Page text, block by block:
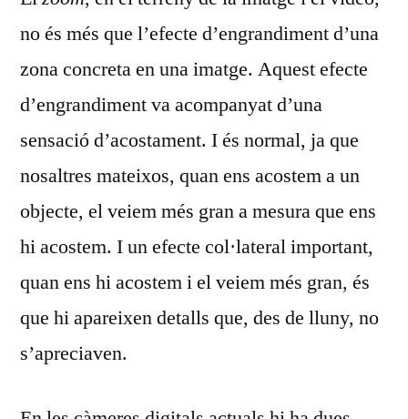
no és més que l’efecte d’engrandiment d’una
zona concreta en una imatge. Aquest efecte
d’engrandiment va acompanyat d’una
sensació d’acostament. I és normal, ja que
nosaltres mateixos, quan ens acostem a un
objecte, el veiem més gran a mesura que ens
hi acostem. I un efecte col·lateral important,
quan ens hi acostem i el veiem més gran, és
que hi apareixen detalls que, des de lluny, no
s’apreciaven.